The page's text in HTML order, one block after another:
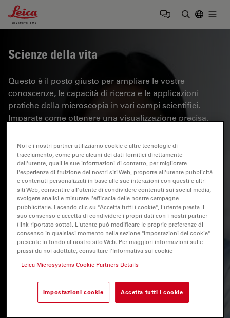
Leica Microsystems Logo
Scienze della vita
Questo è il posto giusto per ampliare le vostre
conoscenze, le capacità di ricerca e le applicazioni
pratiche della microscopia in vari campi scientifici.
Imparate come ottenere una visualizzazione precisa,
ricerca. Troverete informazioni approfondite sulla
microscopia avanzata, sulle tecniche di imaging, sulla
preparazione dei campioni e sull'analisi delle immagini.
Gli argomenti trattati comprendono la biologia
cellulare, le neuroscienze e la ricerca sul cancro, con
particolare attenzione alle applicazioni e alle
innovazioni più avanzate.
Noi e i nostri partner utilizziamo cookie e altre tecnologie di
tracciamento, come pure alcuni dei dati fornitici direttamente
dall'utente, quali le sue informazioni di contatto, per migliorare
l'esperienza di fruizione dei nostri siti Web, proporre all'utente pubblicità
e contenuti personalizzati in base alle sue interazioni con questi e altri
siti Web, consentire all'utente di condividere contenuti sui social media,
svolgere analisi e misurare l'efficacia delle nostre campagne
pubblicitarie. Facendo clic su "Accetta tutti i cookie", l'utente presta il
suo consenso e accetta di condividere i propri dati con i nostri partner
(link riportato sotto). L'utente può modificare le proprie preferenze di
consenso in qualsiasi momento nella sezione "Impostazioni dei cookie"
presente in fondo al nostro sito Web. Per maggiori informazioni sulle
prassi da noi adottate, consultare l'Informativa sui cookie
Leica Microsystems Cookie Partners Details
Impostazioni cookie Accetta tutti i cookie